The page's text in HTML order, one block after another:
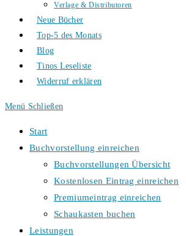
Verlage & Distributoren
Neue Bücher
Top-5 des Monats
Blog
Tinos Leseliste
Widerruf erklären
Menü Schließen
Start
Buchvorstellung einreichen
Buchvorstellungen Übersicht
Kostenlosen Eintrag einreichen
Premiumeintrag einreichen
Schaukasten buchen
Leistungen